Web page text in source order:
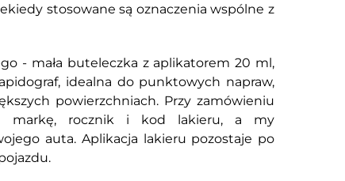
stosowane są oznaczenia wspólne z
- mała buteleczka z aplikatorem 20 ml,
idealna do punktowych napraw,
powierzchniach. Przy zamówieniu
markę, rocznik i kod lakieru, a my
auta. Aplikacja lakieru pozostaje po